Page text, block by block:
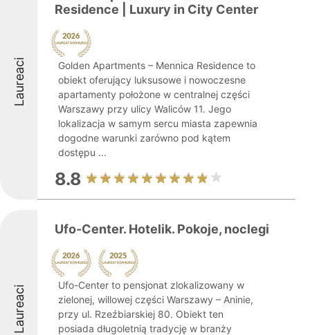
Laureaci
Residence | Luxury in City Center
Golden Apartments – Mennica Residence to
obiekt oferujący luksusowe i nowoczesne
apartamenty położone w centralnej części
Warszawy przy ulicy Waliców 11. Jego
lokalizacja w samym sercu miasta zapewnia
dogodne warunki zarówno pod kątem
dostępu ...
8.8
Laureaci
Ufo-Center. Hotelik. Pokoje, noclegi
Ufo-Center to pensjonat zlokalizowany w
zielonej, willowej części Warszawy – Aninie,
przy ul. Rzeźbiarskiej 80. Obiekt ten
posiada długoletnią tradycję w branży